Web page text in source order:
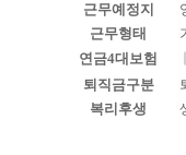
근무예정지
근무형태
연금4대보험
퇴직금구분
복리후생